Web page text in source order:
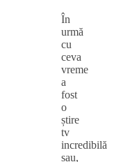
În
urmă
cu
ceva
vreme
a
fost
o
știre
tv
incredibilă
sau,